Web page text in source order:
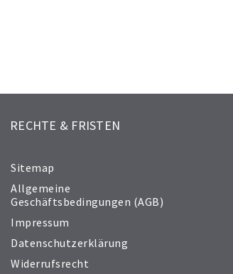
RECHTE & FRISTEN
Sitemap
Allgemeine
Geschäftsbedingungen (AGB)
Impressum
Datenschutzerklärung
Widerrufsrecht